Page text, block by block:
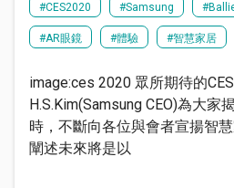
#CES2020 #Samsung
#AR眼鏡 #體驗 #智慧家居
image:ces 2020 眾所期待的
H.S.Kim(Samsung CEO)為大家
時，不斷向各位與會者宣揚智
闡述未來將是以